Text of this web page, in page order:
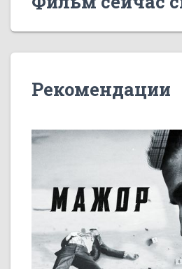
Рекомендации